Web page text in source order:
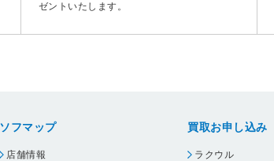
ゼントいたします。
ソフマップ
店舗情報
買取お申し込み
ラクウル